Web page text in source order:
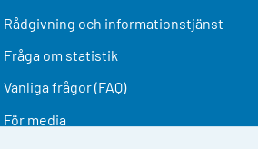
Rådgivning och informationstjänst
Fråga om statistik
Vanliga frågor (FAQ)
För media